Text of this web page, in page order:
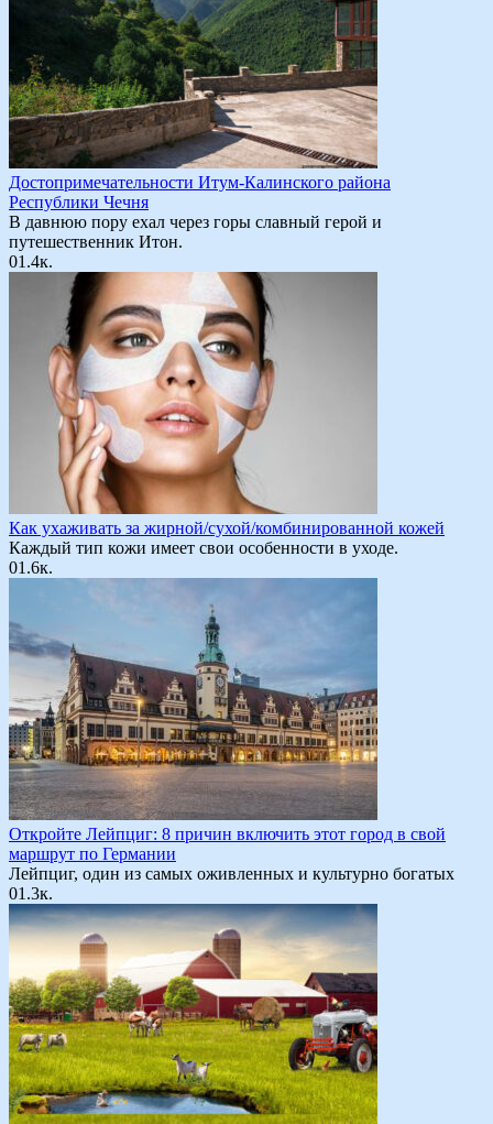
Достопримечательности Итум-Калинского района
Республики Чечня
В давнюю пору ехал через горы славный герой и
путешественник Итон.
01.4к.
Как ухаживать за жирной/сухой/комбинированной кожей
Каждый тип кожи имеет свои особенности в уходе.
01.6к.
Откройте Лейпциг: 8 причин включить этот город в свой
маршрут по Германии
Лейпциг, один из самых оживленных и культурно богатых
01.3к.